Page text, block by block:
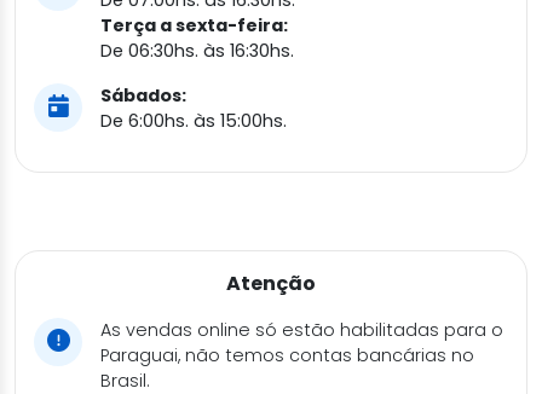
Terça a sexta-feira:
De 06:30hs. às 16:30hs.
Sábados:
De 6:00hs. às 15:00hs.
Atenção
As vendas online só estão habilitadas para o
Paraguai, não temos contas bancárias no
Brasil.